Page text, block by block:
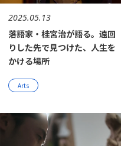
2025.05.13
落語家・桂宮治が語る。遠回
りした先で見つけた、人生を
かける場所
Arts